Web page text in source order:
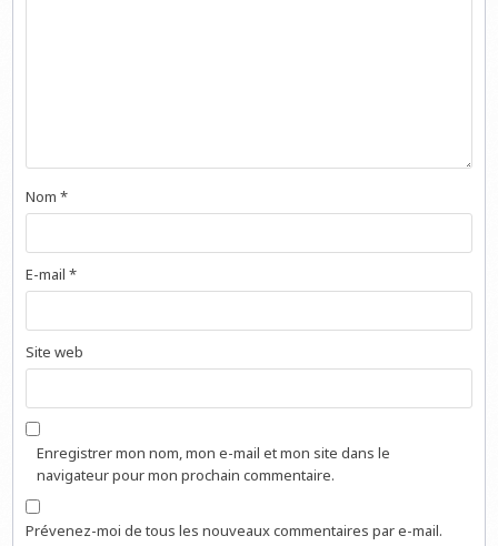
Nom*
E-mail*
Site web
Enregistrer mon nom, mon e-mail et mon site dans le
navigateur pour mon prochain commentaire.
Prévenez-moi de tous les nouveaux commentaires par e-mail.